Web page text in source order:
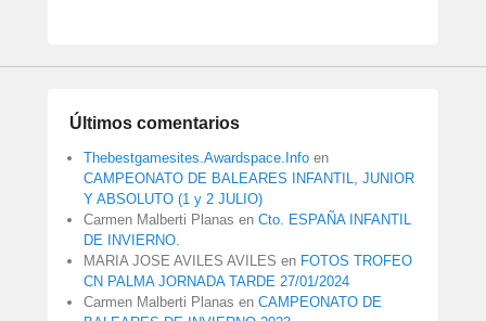
Últimos comentarios
Thebestgamesites.Awardspace.Info en
CAMPEONATO DE BALEARES INFANTIL, JUNIOR
Y ABSOLUTO (1 y 2 JULIO)
Carmen Malberti Planas en Cto. ESPAÑA INFANTIL
DE INVIERNO.
MARIA JOSE AVILES AVILES en FOTOS TROFEO
CN PALMA JORNADA TARDE 27/01/2024
Carmen Malberti Planas en CAMPEONATO DE